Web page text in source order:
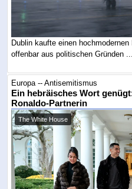
Dublin kaufte einen
offenbar aus politischen Gründen ...
Europa -- Antisemitismus
Ein hebräisches Wort
Ronaldo-Partnerin
The White House